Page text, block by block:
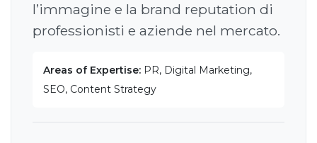
l’immagine e la brand reputation di
professionisti e aziende nel mercato.
Areas of Expertise: PR, Digital Marketing,
SEO, Content Strategy